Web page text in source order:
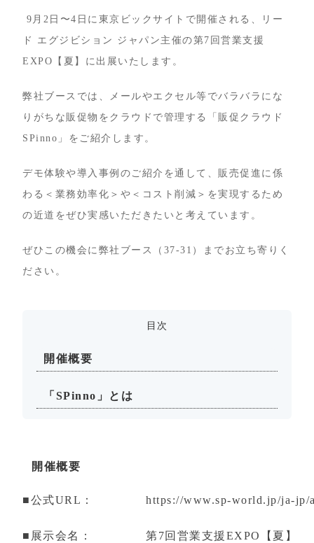
9月2日〜4日に東京ビックサイトで開催される、リー
ド エグジビション ジャパン主催の第7回営業支援
EXPO【夏】に出展いたします。
弊社ブースでは、メールやエクセル等でバラバラにな
りがちな販促物をクラウドで管理する「販促クラウド
SPinno」をご紹介します。
デモ体験や導入事例のご紹介を通して、販売促進に係
わる＜業務効率化＞や＜コスト削減＞を実現するため
の近道をぜひ実感いただきたいと考えています。
ぜひこの機会に弊社ブース（37-31）までお立ち寄りく
ださい。
目次
開催概要
「SPinno」とは
開催概要
■公式URL： https://www.sp-world.jp/ja-jp/
■展示会名： 第7回営業支援EXPO【夏】